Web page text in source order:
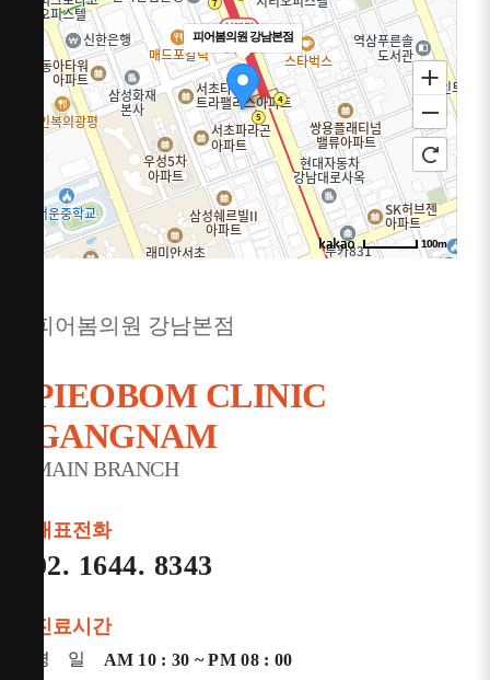
피어봄의원 강남본점
100m
전화
1644-8343
피어봄의원 강남본점
PIEOBOM CLINIC
GANGNAM
MAIN BRANCH
대표전화
02. 1644. 8343
진료시간
평 일
AM 10 : 30 ~ PM 08 : 00